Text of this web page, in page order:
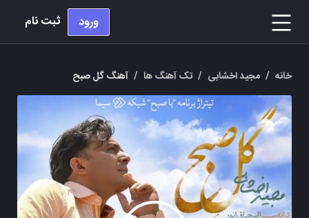
ورود ثبت نام
خانه / مجید اخشابی / تک آهنگ ها / آهنگ گل صبح